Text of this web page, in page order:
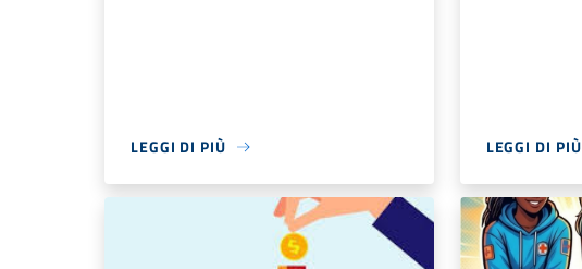
LEGGI DI PIÙ LEGGI DI PIÙ